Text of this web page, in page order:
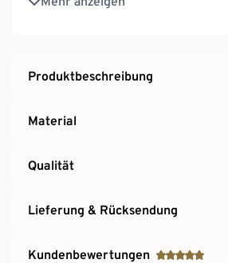
Produktbeschreibung
Material
Qualität
Lieferung & Rücksendung
Kundenbewertungen